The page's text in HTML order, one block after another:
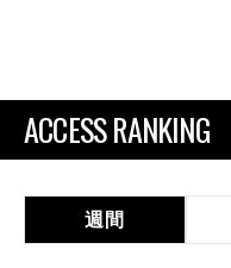
ACCESS RANKING
週間